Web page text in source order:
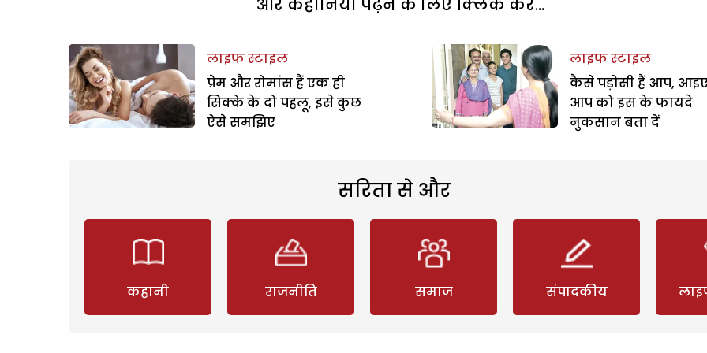
और कहानियां पढ़ने के लिए क्लिक करें...
लाइफ स्टाइल
प्रेम और रोमांस हैं एक ही
सिक्के के दो पहलू, इसे कुछ
ऐसे समझिए
लाइफ स्टाइल
कैसे पड़ोसी हैं आप,
आप को इस के फायदे
नुकसान बता दें
सरिता से और
कहानी राजनीति समाज संपादकीय